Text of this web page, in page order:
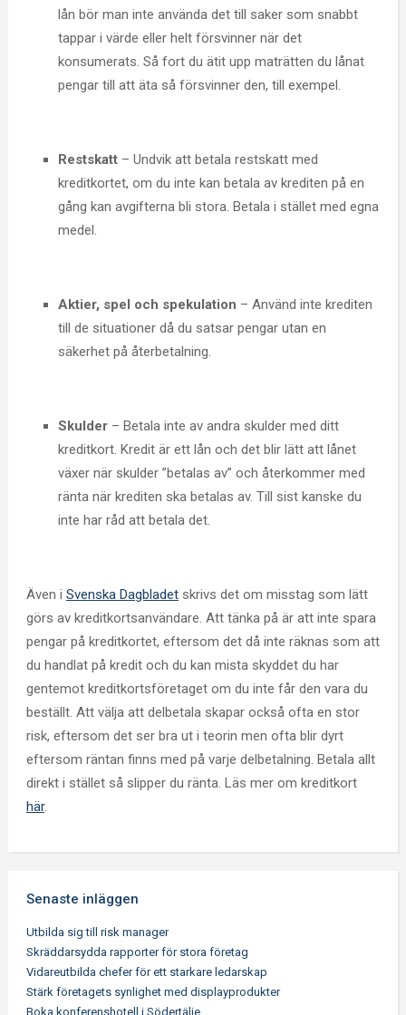
lån bör man inte använda det till saker som snabbt
tappar i värde eller helt försvinner när det
konsumerats. Så fort du ätit upp maträtten du lånat
pengar till att äta så försvinner den, till exempel.
Restskatt– Undvik att betala restskatt med
kreditkortet, om du inte kan betala av krediten på en
gång kan avgifterna bli stora. Betala i stället med egna
medel.
Aktier, spel och spekulation – Använd inte krediten
till de situationer då du satsar pengar utan en
säkerhet på återbetalning.
Skulder– Betala inte av andra skulder med ditt
kreditkort. Kredit är ett lån och det blir lätt att lånet
växer när skulder ”betalas av” och återkommer med
ränta när krediten ska betalas av. Till sist kanske du
inte har råd att betala det.
Även i Svenska Dagbladetskrivs det om misstag som lätt
görs av kreditkortsanvändare. Att tänka på är att inte spara
pengar på kreditkortet, eftersom det då inte räknas som att
du handlat på kredit och du kan mista skyddet du har
gentemot kreditkortsföretaget om du inte får den vara du
beställt. Att välja att delbetala skapar också ofta en stor
risk, eftersom det ser bra ut i teorin men ofta blir dyrt
eftersom räntan finns med på varje delbetalning. Betala allt
direkt i stället så slipper du ränta. Läs mer om kreditkort
här.
Senaste inläggen
Utbilda sig till risk manager
Skräddarsydda rapporter för stora företag
Vidareutbilda chefer för ett starkare ledarskap
Stärk företagets synlighet med displayprodukter
Boka konferenshotell i Södertälje